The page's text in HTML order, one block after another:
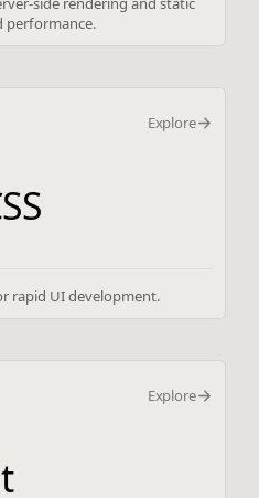
performance.
Explore
rapid UI development.
Explore